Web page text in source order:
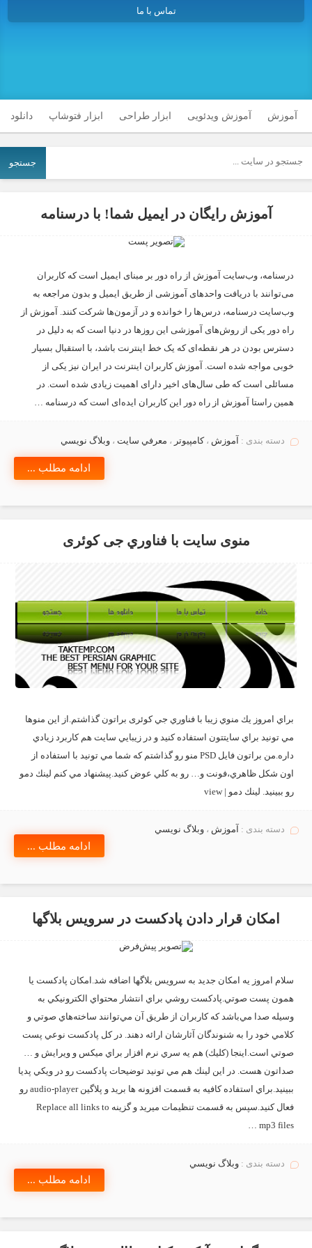
تماس با ما
آموزش آموزش ویدئویی ابزار طراحی ابزار فتوشاپ دانلود
جستجو
آموزش رایگان در ایمیل شما! با درسنامه
درسنامه، وب‌سایت آموزش از راه دور بر مبنای ایمیل است که کاربران
می‌توانند با دریافت واحدهای آموزشی از طریق ایمیل و بدون مراجعه به
وب‌سایت درسنامه، درس‌ها را خوانده و در آزمون‌ها شرکت کنند. آموزش از
راه دور یکی از روش‌های آموزشی این روزها در دنیا است که به دلیل در
دسترس بودن در هر نقطه‌ای که یک خط اینترنت باشد، با استقبال بسیار
خوبی مواجه شده است. آموزش کاربران اینترنت در ایران نیز یکی از
مسائلی است که طی سال‌های اخیر دارای اهمیت زیادی شده است. در
همین راستا آموزش از راه دور این کاربران ایده‌ای است که درسنامه …
دسته بندی : آموزش ،كامپيوتر ، معرفي سايت ،وبلاگ نويسي
ادامه مطلب ...
منوی سایت با فناوري جی کوئری
براي امروز يك منوي زيبا با فناوري جي کوئری براتون گذاشتم.از اين منوها
مي تونيد براي سايتتون استفاده كنيد و در زيبايي سايت هم كاربرد زيادي
داره.من براتون فايل PSD منو رو گذاشتم كه شما مي تونيد با استفاده از
اون شكل ظاهري،فونت و… رو به كلي عوض كنيد.پيشنهاد مي كنم لينك دمو
رو ببينيد. لينك دمو | view
دسته بندی : آموزش ،وبلاگ نويسي
ادامه مطلب ...
امكان قرار دادن پادكست در سرويس بلاگها
سلام امروز يه امكان جديد به سرويس بلاگها اضافه شد.امكان پادكست يا
همون پست صوتي.پادكست روشي براي انتشار محتواي الكترونيكي به
وسيله صدا مي‌باشد كه كاربران از طريق آن مي‌توانند ساخته‌هاي صوتي و
كلامي خود را به شنوندگان آثارشان ارائه ‌دهند. در كل پادكست نوعي پست
صوتي است.اينجا (كليك) هم يه سري نرم افزار براي ميكس و ويرايش و …
صداتون هست. در اين لينك هم مي تونيد توضيحات پادكست رو در ويكي پديا
ببينيد.براي استفاده كافيه به قسمت افزونه ها بريد و پلاگين audio-player رو
فعال كنيد.سپس به قسمت تنظيمات ميريد و گزينه Replace all links to
mp3 files …
دسته بندی :وبلاگ نويسي
ادامه مطلب ...